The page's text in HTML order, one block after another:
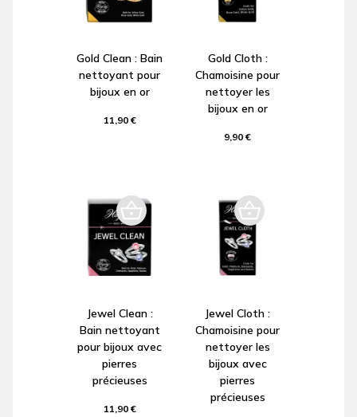
Gold Clean : Bain
nettoyant pour
bijoux en or
11,90 €
Gold Cloth :
Chamoisine pour
nettoyer les
bijoux en or
9,90 €
Jewel Clean :
Bain nettoyant
pour bijoux avec
pierres
précieuses
11,90 €
Jewel Cloth :
Chamoisine pour
nettoyer les
bijoux avec
pierres
précieuses